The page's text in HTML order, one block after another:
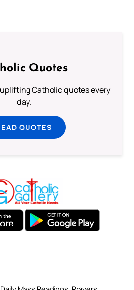
Quotes
Catholic quotes every
day.
QUOTES